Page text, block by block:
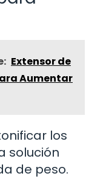
Extensor de
Aumentar
los
solución
de peso.